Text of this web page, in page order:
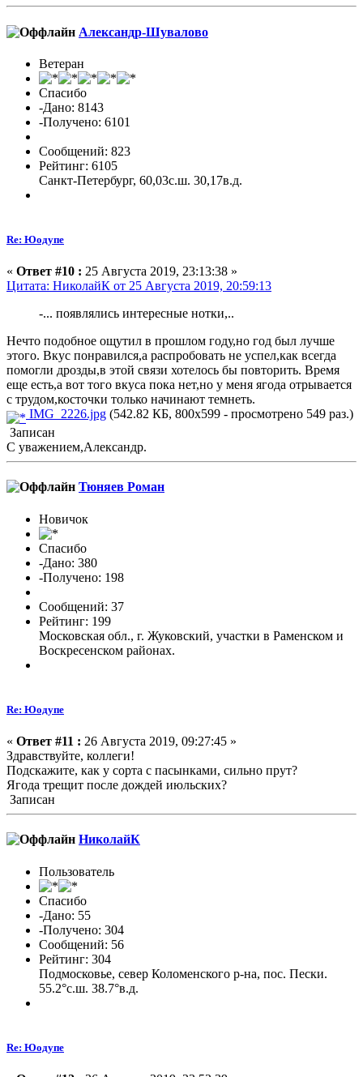
Александр-Шувалово
Ветеран
Спасибо
-Дано: 8143
-Получено: 6101
Сообщений: 823
Рейтинг: 6105
Санкт-Петербург, 60,03с.ш. 30,17в.д.
Re: Юодупе
« Ответ #10 : 25 Августа 2019, 23:13:38 »
Цитата: НиколайК от 25 Августа 2019, 20:59:13
-... появлялись интересные нотки,..
Нечто подобное ощутил в прошлом году,но год был лучше
этого. Вкус понравился,а распробовать не успел,как всегда
помогли дрозды,в этой связи хотелось бы повторить. Время
еще есть,а вот того вкуса пока нет,но у меня ягода отрывается
с трудом,косточки только начинают темнеть.
IMG_2226.jpg (542.82 КБ, 800x599 - просмотрено 549 раз.)
Записан
С уважением,Александр.
Тюняев Роман
Новичок
Спасибо
-Дано: 380
-Получено: 198
Сообщений: 37
Рейтинг: 199
Московская обл., г. Жуковский, участки в Раменском и
Воскресенском районах.
Re: Юодупе
« Ответ #11 : 26 Августа 2019, 09:27:45 »
Здравствуйте, коллеги!
Подскажите, как у сорта с пасынками, сильно прут?
Ягода трещит после дождей июльских?
Записан
НиколайК
Пользователь
Спасибо
-Дано: 55
-Получено: 304
Сообщений: 56
Рейтинг: 304
Подмосковье, север Коломенского р-на, пос. Пески.
55.2°с.ш. 38.7°в.д.
Re: Юодупе